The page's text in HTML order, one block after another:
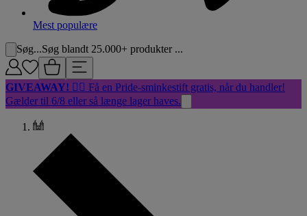
Mest populære
Søg...Søg blandt 25.000+ produkter ...
GIVEAWAY! 🏳️‍🌈 Få en Pride-sminkestift gratis, når du handler!
Gælder til 6/8 eller så længe lager haves.